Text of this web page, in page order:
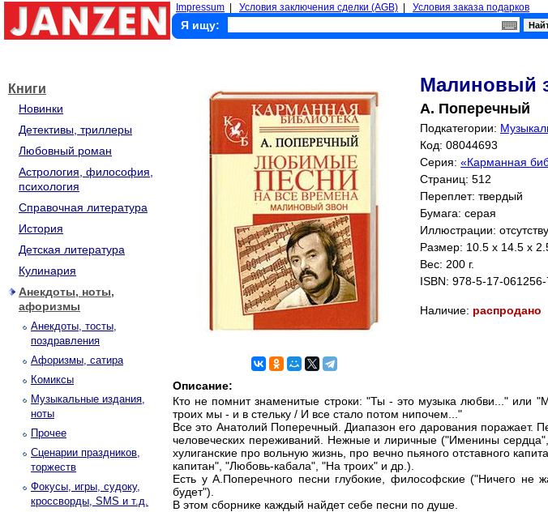
Impressum Условия заключения сделки (AGB) Условия заказа подарков
Я ищу:
Книги
Новинки
Детективы, триллеры
Любовный роман
Астрология, философия,
психология
Справочная литература
История
Детская литература
Кулинария
Анекдоты, ноты,
афоризмы
Анекдоты, тосты,
поздравления
Афоризмы, сатира
Комиксы
Музыкальные издания,
ноты
Прочее
Сценарии праздников,
торжеств
Фокусы, игры, судоку,
кроссворды, SMS и т.д.
Малиновый
А. Поперечный
Подкатегории:
Код: 08044693
Серия: «Карманная
Страниц: 512
Переплет: твердый
Бумага: серая
Иллюстрации:
Размер: 10.5 x 14.5 x
Вес: 200 г.
ISBN: 978-5-17-061256-
Наличие: распродано
Описание:
Кто не помнит знаменитые строки: "Ты - это музыка любви..." или
троих мы - и в стельку / И все стало потом нипочем..."
Все это Анатолий Поперечный. Диапазон его дарования поражает.
человеческих переживаний. Нежные и лиричные ("Именины
хулиганские про вольную жизнь, про вечно пьяного отставного
капитан", "Любовь-кабала", "На троих" и др.).
Есть у А.Поперечного песни глубокие, философские ("Ничего не
будет").
В этом сборнике каждый найдет себе песни по душе.